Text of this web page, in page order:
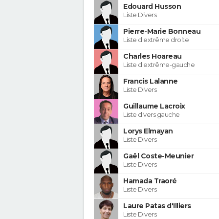
Edouard Husson
Liste Divers
Pierre-Marie Bonneau
Liste d'extrême droite
Charles Hoareau
Liste d'extrême-gauche
Francis Lalanne
Liste Divers
Guillaume Lacroix
Liste divers gauche
Lorys Elmayan
Liste Divers
Gaël Coste-Meunier
Liste Divers
Hamada Traoré
Liste Divers
Laure Patas d'Illiers
Liste Divers